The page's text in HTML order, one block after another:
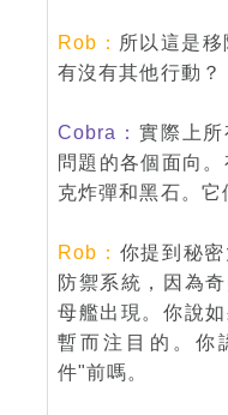
Rob： 所以這是
有沒有其他行動？
Cobra：實際上
問題的各個面向
克炸彈和黑石。它
Rob： 你提到秘
防禦系統，因為
母艦出現。你說
暫而注目的。你
件"前嗎。